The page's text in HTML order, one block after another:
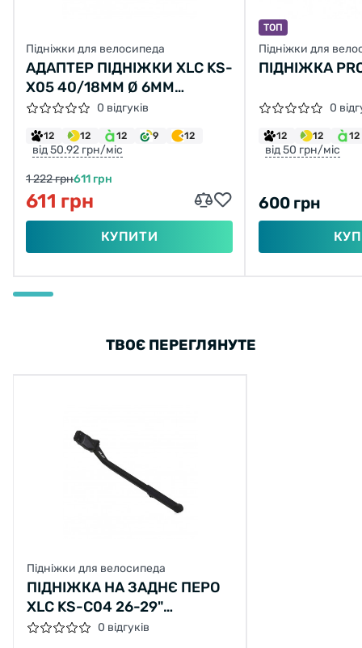
Підніжки для велосипеда
АДАПТЕР ПIДНIЖКИ XLC KS-
X05 40/18ММ Ø 6ММ
HAIBIKE SDURO XDURO
0 відгуків
12 12 12 9 12
від 50.92 грн/міс
1 222 грн611 грн
611 грн
КУПИТИ
ТОП
Підніжки для
ПІДНІЖКА
0
12 12 12
від 50 грн/міс
600 грн
ТВОЄ ПЕРЕГЛЯНУТЕ
Підніжки для велосипеда
ПІДНІЖКА НА ЗАДНЄ ПЕРО
XLC KS-C04 26-29"
РЕГУЛЬОВАНА ЧОРНА 18ММ
0 відгуків